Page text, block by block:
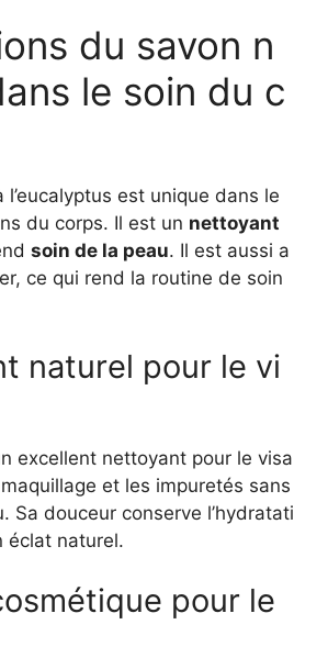
du savon n
le soin du c
l’eucalyptus est unique dans le
du corps. Il est un nettoyant
soin de la peau. Il est aussi a
ce qui rend la routine de soin
naturel pour le vi
excellent nettoyant pour le visa
et les impuretés sans
Sa douceur conserve l’hydratati
éclat naturel.
pour le